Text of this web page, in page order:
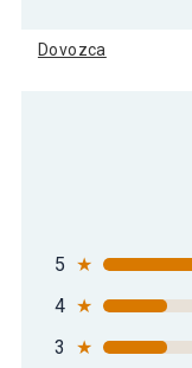
Dovozca
5 ★
4 ★
3
★